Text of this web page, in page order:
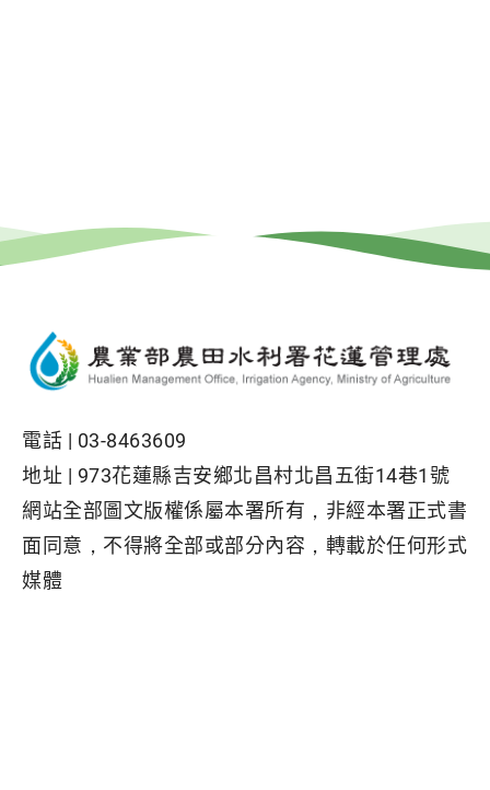
電話 | 03-8463609
地址 | 973花蓮縣吉安鄉北昌村北昌五街14巷1號
網站全部圖文版權係屬本署所有，非經本署正式書
面同意，不得將全部或部分內容，轉載於任何形式
媒體